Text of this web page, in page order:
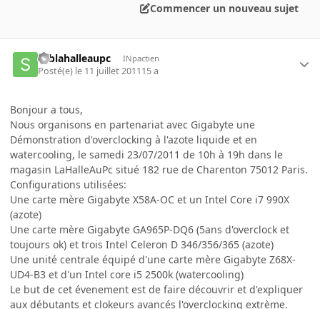
Commencer un nouveau sujet
seblahalleaupc INpactien
Posté(e) le 11 juillet 201115 a
Bonjour a tous,
Nous organisons en partenariat avec Gigabyte une
Démonstration d'overclocking à l'azote liquide et en
watercooling, le samedi 23/07/2011 de 10h à 19h dans le
magasin LaHalleAuPc situé 182 rue de Charenton 75012 Paris.
Configurations utilisées:
Une carte mère Gigabyte X58A-OC et un Intel Core i7 990X
(azote)
Une carte mère Gigabyte GA965P-DQ6 (5ans d'overclock et
toujours ok) et trois Intel Celeron D 346/356/365 (azote)
Une unité centrale équipé d'une carte mère Gigabyte Z68X-
UD4-B3 et d'un Intel core i5 2500k (watercooling)
Le but de cet évenement est de faire découvrir et d'expliquer
aux débutants et clokeurs avancés l'overclocking extrème.